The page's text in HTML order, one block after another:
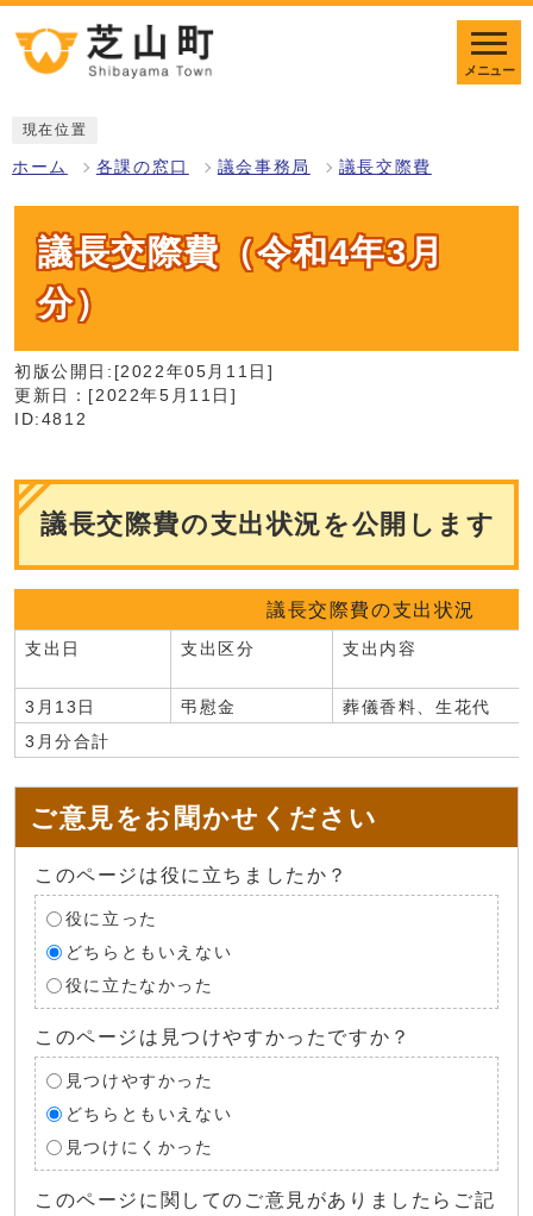
メニュー
現在位置
ホーム 各課の窓口 議会事務局 議長交際費
議長交際費（令和4年3月
分）
初版公開日:[2022年05月11日]
更新日：[2022年5月11日]
ID:4812
議長交際費の支出状況を公開します
議長交際費の支出状況
支出日 支出区分 支出内容
3月13日 弔慰金
葬儀香料、生花代
3月分合計
ご意見をお聞かせください
このページは役に立ちましたか？
役に立った
どちらともいえない
役に立たなかった
このページは見つけやすかったですか？
見つけやすかった
どちらともいえない
見つけにくかった
このページに関してのご意見がありましたらご記